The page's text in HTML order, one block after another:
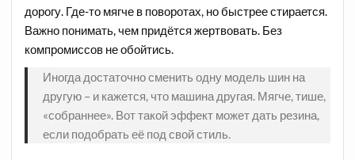
дорогу. Где-то мягче в поворотах, но быстрее стирается.
Важно понимать, чем придётся жертвовать. Без
компромиссов не обойтись.
Иногда достаточно сменить одну модель шин на
другую – и кажется, что машина другая. Мягче, тише,
«собраннее». Вот такой эффект может дать резина,
если подобрать её под свой стиль.